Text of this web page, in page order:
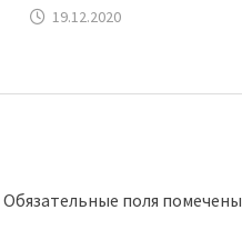
19.12.2020
Обязательные поля помечены